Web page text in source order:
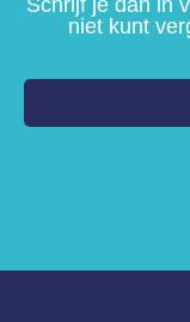
Schrijf je dan in
niet kunt